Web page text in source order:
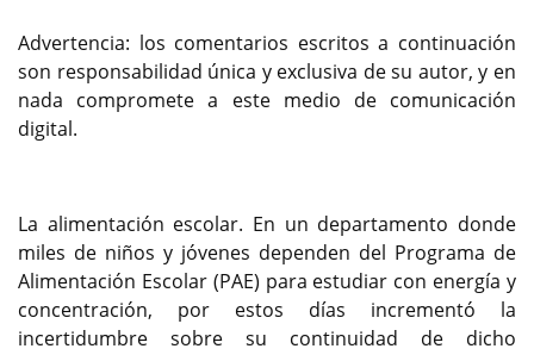
Advertencia: los comentarios escritos a continuación
son responsabilidad única y exclusiva de su autor, y en
nada compromete a este medio de comunicación
digital.
La alimentación escolar. En un departamento donde
miles de niños y jóvenes dependen del Programa de
Alimentación Escolar (PAE) para estudiar con energía y
concentración, por estos días incrementó la
incertidumbre sobre su continuidad de dicho